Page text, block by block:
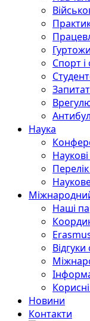
Спорт
Наука
Наші
Новини
Контакти